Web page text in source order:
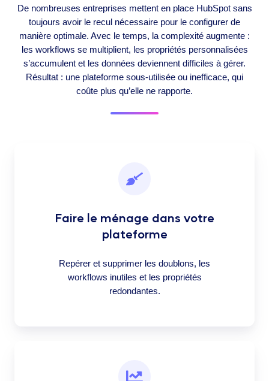
De nombreuses entreprises mettent en place HubSpot sans
toujours avoir le recul nécessaire pour le configurer de
manière optimale. Avec le temps, la complexité augmente :
les workflows se multiplient, les propriétés personnalisées
s’accumulent et les données deviennent difficiles à gérer.
Résultat : une plateforme sous-utilisée ou inefficace, qui
coûte plus qu’elle ne rapporte.
Faire le ménage dans votre
plateforme
Repérer et supprimer les doublons, les
workflows inutiles et les propriétés
redondantes.